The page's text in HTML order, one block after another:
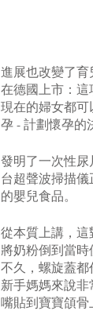
進展也改變了育
在德國上市：
現在的婦女都
孕 - 計劃懷孕的
發明了一次性
台超聲波掃描
的嬰兒食品。
從本質上講，
將奶粉倒到當
不久，螺旋蓋
新手媽媽來說
嘴貼到寶寶頜